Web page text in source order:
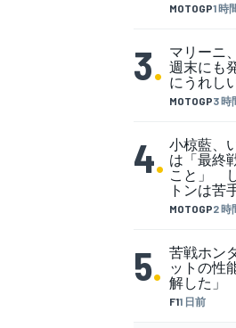
MOTOGP1 時
3.
MOTOGP3 時
マリーニ
週末にも
にうれし
4.
MOTOGP2 時
小椋藍、
は「最終
こと」
トンは苦
5.
F11 日前
苦戦ホン
ットの性
解した」